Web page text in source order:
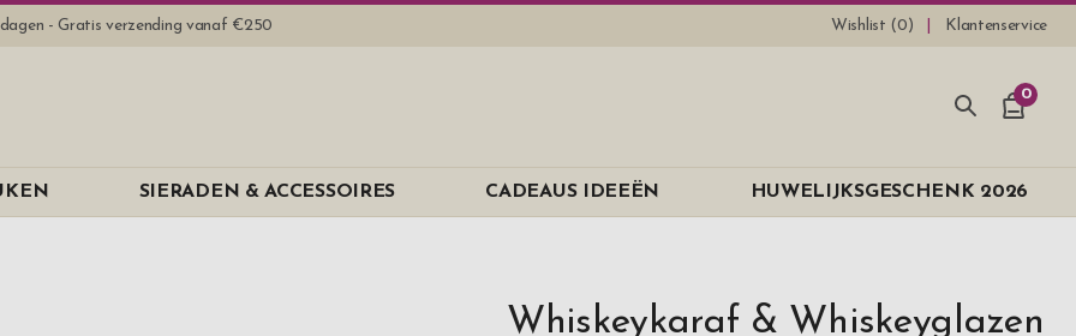
- Gratis verzending vanaf €250 Wishlist (0) Klantenservice
0
SIERADEN & ACCESSOIRES CADEAUS IDEEËN HUWELIJKSGESCHENK 2026
Whiskeykaraf & Whiskeyglazen